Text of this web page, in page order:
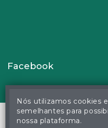
Facebook
Nós utilizamos cookies
semelhantes para
nossa plataforma.